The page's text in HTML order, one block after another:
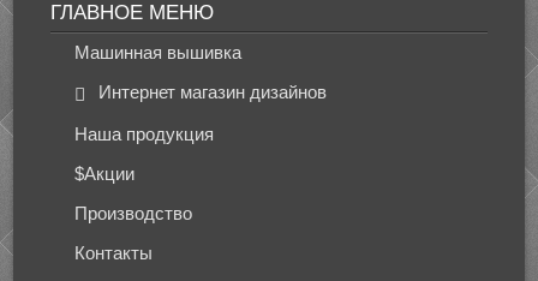
ГЛАВНОЕ МЕНЮ
Машинная вышивка
Интернет магазин дизайнов
Наша продукция
$Акции
Производство
Контакты